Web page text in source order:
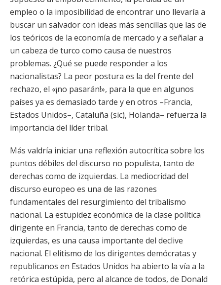
empleo o la imposibilidad de encontrar uno llevaría a
buscar un salvador con ideas más sencillas que las de
los teóricos de la economía de mercado y a señalar a
un cabeza de turco como causa de nuestros
problemas. ¿Qué se puede responder a los
nacionalistas? La peor postura es la del frente del
rechazo, el «¡no pasarán!», para la que en algunos
países ya es demasiado tarde y en otros –Francia,
Estados Unidos–, Cataluña (sic), Holanda– refuerza la
importancia del líder tribal.
Más valdría iniciar una reflexión autocrítica sobre los
puntos débiles del discurso no populista, tanto de
derechas como de izquierdas. La mediocridad del
discurso europeo es una de las razones
fundamentales del resurgimiento del tribalismo
nacional. La estupidez económica de la clase política
dirigente en Francia, tanto de derechas como de
izquierdas, es una causa importante del declive
nacional. El elitismo de los dirigentes demócratas y
republicanos en Estados Unidos ha abierto la vía a la
retórica estúpida, pero al alcance de todos, de Donald